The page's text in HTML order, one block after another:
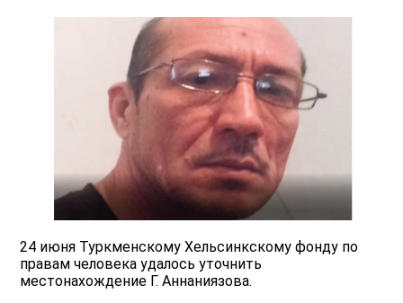
24 июня Туркменскому Хельсинкскому фонду по
правам человека удалось уточнить
местонахождение Г. Аннаниязова.